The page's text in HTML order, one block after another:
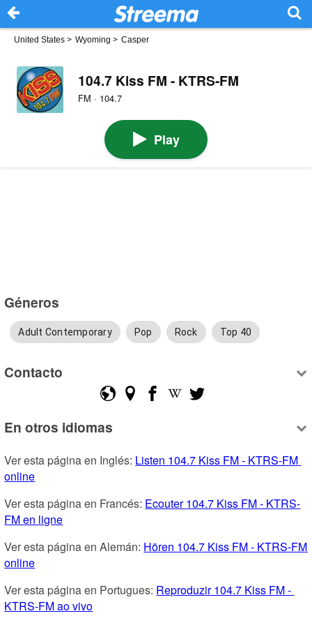
United States > Wyoming > Casper
104.7 Kiss FM - KTRS-FM
FM · 104.7
Play
Géneros
Adult Contemporary Pop Rock Top 40
Contacto
En otros idiomas
Ver esta página en Inglés: Listen 104.7 Kiss FM - KTRS-FM
online
Ver esta página en Francés: Ecouter 104.7 Kiss FM - KTRS-
FM en ligne
Ver esta página en Alemán: Hören 104.7 Kiss FM - KTRS-FM
online
Ver esta página en Portugues: Reproduzir 104.7 Kiss FM -
KTRS-FM ao vivo